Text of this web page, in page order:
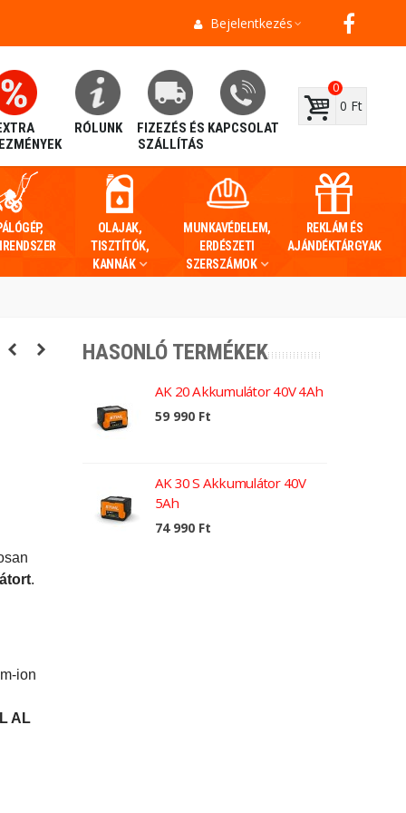
Bejelentkezés
RÓLUNK
FIZEZÉS ÉS
SZÁLLÍTÁS
KAPCSOLAT
0
0 Ft
OLAJAK,
TISZTÍTÓK,
KANNÁK
MUNKAVÉDELEM,
ERDÉSZETI
SZERSZÁMOK
REKLÁM ÉS
AJÁNDÉKTÁRGYAK
.
ion
AL
HASONLÓ TERMÉKEK
AK 20 Akkumulátor 40V 4Ah
59 990 Ft
AK 30 S Akkumulátor 40V
5Ah
74 990 Ft